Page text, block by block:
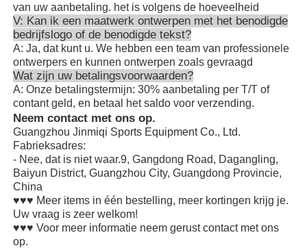
van uw aanbetaling. het is volgens de hoeveelheid
V: Kan ik een maatwerk ontwerpen met het benodigde
bedrijfslogo of de benodigde tekst?
A: Ja, dat kunt u. We hebben een team van professionele
ontwerpers en kunnen ontwerpen zoals gevraagd
Wat zijn uw betalingsvoorwaarden?
A: Onze betalingstermijn: 30% aanbetaling per T/T of
contant geld, en betaal het saldo voor verzending.
Neem contact met ons op.
Guangzhou Jinmiqi Sports Equipment Co., Ltd.
Fabrieksadres:
- Nee, dat is niet waar.9, Gangdong Road, Dagangling,
Baiyun District, Guangzhou City, Guangdong Provincie,
China
♥♥♥ Meer items in één bestelling, meer kortingen krijg je.
Uw vraag is zeer welkom!
♥♥♥ Voor meer informatie neem gerust contact met ons
op.